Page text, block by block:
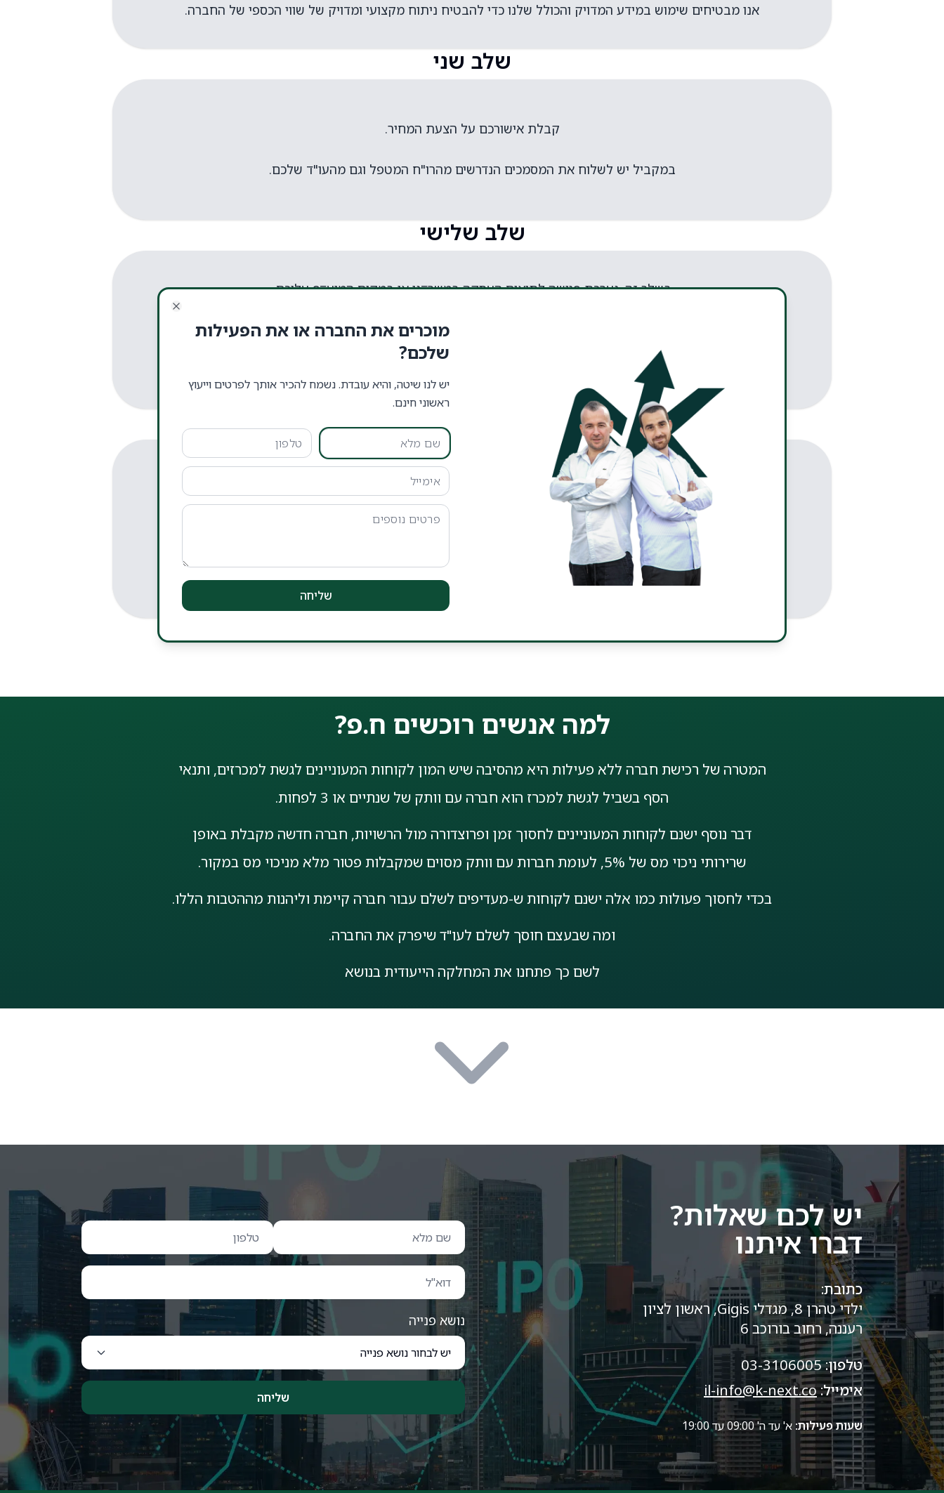
אנו מבטיחים שימוש במידע המדויק והכולל שלנו כדי להבטיח ניתוח מקצועי ומדויק של שווי הכספי של החברה.
שלב שני
במקביל יש לשלוח את המסמכים הנדרשים מהרו"ח המטפל וגם מהעו"ד שלכם.
שלב שלישי
בשלב זה, נערכת פגישה לתיאום העסקה במשרדנו או במקום המועדף עליכם.
אנו יודעים כמה חשובה הנוחות ללקוחותינו ולכן אנו מתאמים את זמננו ומקומנו לפי דרישותיכם.
אנחנו נקיים את ההבטחה שלנו לשירות מושלם ונעמוד בכל הדרישות המקצועיות החשבונאיות והמשפטיות שלכם.
חלק רביעי ואחרון
1. העברת זה"ב ישירות לחשבון הבנק שלכם.
4. אישור מרשם החברות שהחברה לא בבעלותכם.
למה אנשים רוכשים ח.פ?
המטרה של רכישת חברה ללא פעילות היא מהסיבה שיש המון לקוחות המעוניינים לגשת למכרזים, ותנאי
הסף בשביל לגשת למכרז הוא חברה עם וותק של שנתיים או 3 לפחות.
דבר נוסף ישנם לקוחות המעוניינים לחסוך זמן ופרוצדורה מול הרשויות, חברה חדשה מקבלת באופן
שרירותי ניכוי מס של 5%, לעומת חברות עם וותק מסוים שמקבלות פטור מלא מניכוי מס במקור.
בכדי לחסוך פעולות כמו אלה ישנם לקוחות ש-מעדיפים לשלם עבור חברה קיימת וליהנות מההטבות הללו.
ומה שבעצם חוסך לשלם לעו"ד שיפרק את החברה.
לשם כך פתחנו את המחלקה הייעודית בנושא
יש לכם שאלות?
דברו איתנו
כתובת:
ילדי טהרן 8, מגדלי Gigis, ראשון לציון
רעננה, רחוב בורוכב 6
טלפון:03-3106005
אימייל:il-info@k-next.co
שעות פעילות: א' עד ה' 09:00 עד 19:00
נושא פנייה
שליחה
מוכרים את החברה או את הפעילות
שלכם?
יש לנו שיטה, והיא עובדת. נשמח להכיר אותך לפרטים וייעוץ
ראשוני חינם.
שליחה